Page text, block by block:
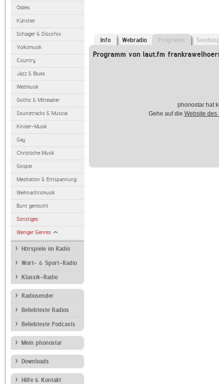
Oldies
Künstler
Schlager & Discofox
Volksmusik
Country
Jazz & Blues
Weltmusik
Gothic & Mittelalter
Soundtracks & Musical
Kinder-Musik
Gay
Christliche Musik
Gospel
Meditation & Entspannung
Weihnachtsmusik
Bunt gemischt
Sonstiges
Weniger Genres
Hörspiele im Radio
Wort- & Sport-Radio
Klassik-Radio
Radiosender
Beliebteste Radios
Beliebteste Podcasts
Mein phonostar
Downloads
Hilfe & Kontakt
Info Webradio Programm
Programm von laut.fm
phonostar hat
Gehe auf die Website des